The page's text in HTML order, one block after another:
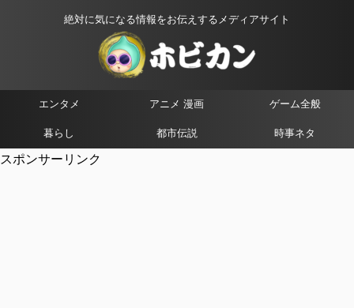
絶対に気になる情報をお伝えするメディアサイト
エンタメ アニメ 漫画 ゲーム全般
暮らし 都市伝説 時事ネタ
スポンサーリンク